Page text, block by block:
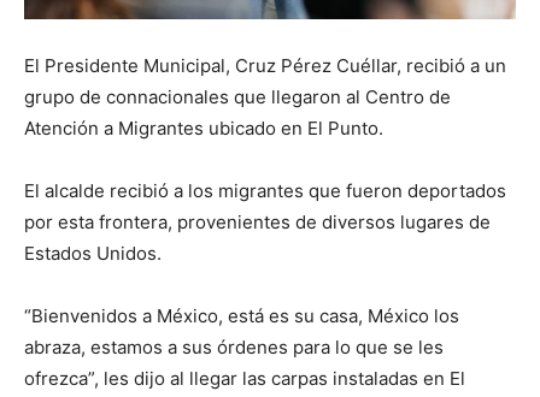
El Presidente Municipal, Cruz Pérez Cuéllar, recibió a un
grupo de connacionales que llegaron al Centro de
Atención a Migrantes ubicado en El Punto.
El alcalde recibió a los migrantes que fueron deportados
por esta frontera, provenientes de diversos lugares de
Estados Unidos.
“Bienvenidos a México, está es su casa, México los
abraza, estamos a sus órdenes para lo que se les
ofrezca”, les dijo al llegar las carpas instaladas en El